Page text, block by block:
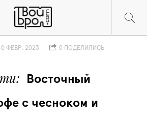
Восточный
с чесноком и
ФЕВР. 2023 0 ПОДЕЛИЛИСЬ